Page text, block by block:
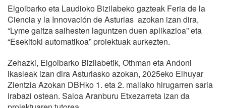
Elgoibarko eta Laudioko Bizilabeko gazteak Feria de la
Ciencia y la Innovación de Asturias azokan izan dira,
“Lyme gaitza saihesten laguntzen duen aplikazioa” eta
“Esekitoki automatikoa” proiektuak aurkezten.
Zehazki, Elgoibarko Bizilabetik, Othman eta Andoni
ikasleak izan dira Asturiasko azokan, 2025eko Elhuyar
Zientzia Azokan DBHko 1. eta 2. mailako hirugarren saria
irabazi ostean. Saioa Aranburu Etxezarreta izan da